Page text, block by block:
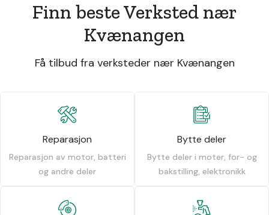
Finn beste Verksted nær
Kvænangen
Få tilbud fra verksteder nær Kvænangen
Reparasjon
Reparasjon av motor, batteri
og andre deler
Bytte deler
Bytte deler i moter, for- og
bakstilling, elektronikk